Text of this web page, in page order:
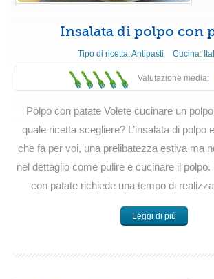
Insalata di polpo con
Tipo di ricetta:Antipasti Cucina:
Valutazione media:
Polpo con patate Volete cucinare un
quale ricetta scegliere? L’insalata di polpo
che fa per voi, una prelibatezza estiva ma
nel dettaglio come pulire e cucinare il polpo.
con patate richiede una tempo di
Leggi di più